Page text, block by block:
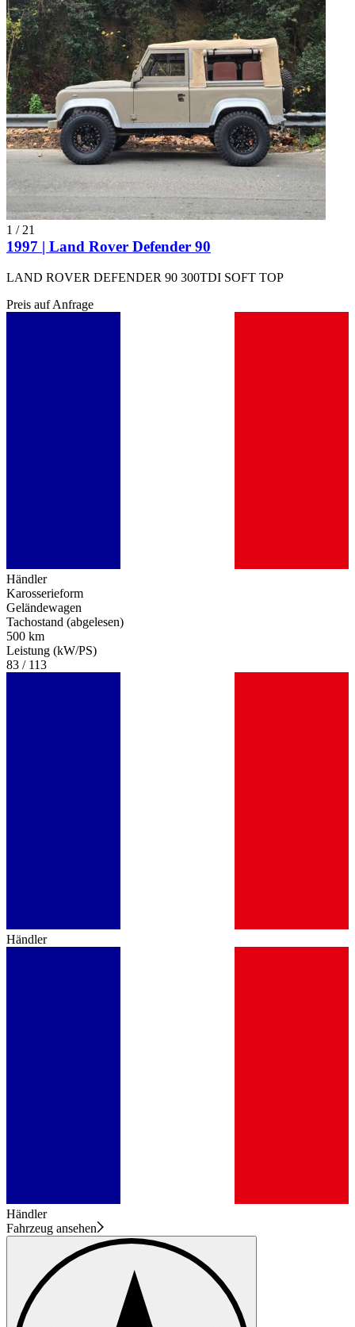
1 / 21
1997 | Land Rover Defender 90
LAND ROVER DEFENDER 90 300TDI SOFT TOP
Preis auf Anfrage
Händler
Karosserieform
Geländewagen
Tachostand (abgelesen)
500 km
Leistung (kW/PS)
83 / 113
Händler
Händler
Fahrzeug ansehen